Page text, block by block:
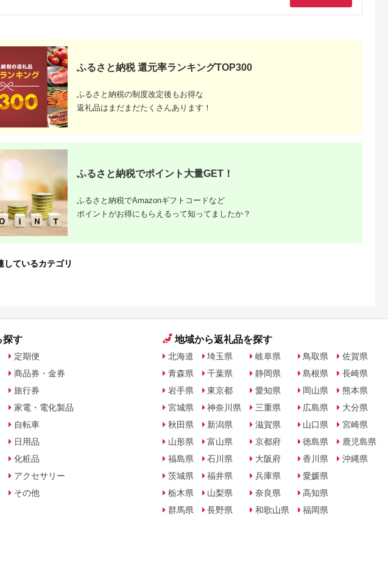
【令和7年産】森のく
まさん 13kg
(6.5kg×2袋) 【2025
年10月上旬より順次
発送開始】 ブレンド
米 お米 白米 米 おす
すめ 人気 ランキング
5.0
寄付金額:44,000円
【ふるさと納税】米
あきたこまち 5kg 令
店 農家直送 秋田県産
[米 あきたこまち 白米
秋田県産]
寄付金額: 16,000 円
【ふるさと納税】【定
期便】新之助5kg×3ヶ
米 新潟 新潟県 | お
米 こめ 白米 食品 人
気 おすすめ 送料無料
寄付金額:39,000
〈坂本自然農場 穂田
琉〉 特別栽培米:にこ
滋賀県 米原市のふるさと納
税のご紹介
ふるさと納税 還元率ランキングTOP300
ふるさと納税の制度改定後もお得な
返礼品はまだまだたくさんあります！
ふるさと納税でポイント大量GET！
ふるさと納税でAmazonギフトコードなど
ポイントがお得にもらえるって知ってましたか？
しているカテゴリ
探す
定期便
商品券・金券
旅行券
家電・電化製品
自転車
日用品
化粧品
アクセサリー
その他
地域から返礼品を探す
北海道
青森県
岩手県
宮城県
秋田県
山形県
福島県
茨城県
栃木県
群馬県
埼玉県
千葉県
東京都
神奈川県
新潟県
富山県
石川県
福井県
山梨県
長野県
岐阜県
静岡県
愛知県
三重県
滋賀県
京都府
大阪府
兵庫県
奈良県
和歌山県
鳥取県
島根県
岡山県
広島県
山口県
徳島県
香川県
愛媛県
高知県
福岡県
佐賀県
長崎県
熊本県
大分県
宮崎県
鹿児島県
沖縄県